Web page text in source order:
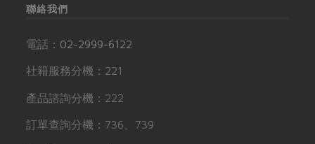
聯絡我們
電話： 02-2999-6122
社籍服務分機：221
產品諮詢分機：222
訂單查詢分機：736、739